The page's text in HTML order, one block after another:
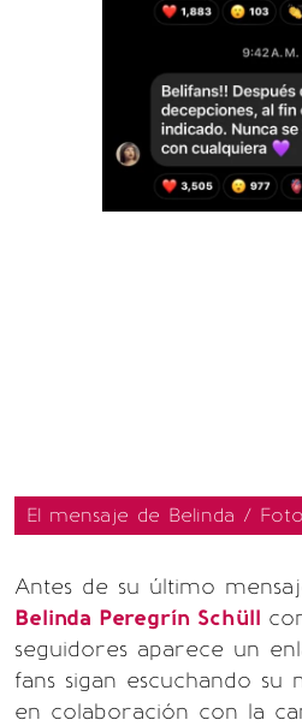
El mensaje de Belinda /
Antes de su último
Belinda Peregrín Schüll
seguidores aparece un
fans sigan escuchando su
en colaboración con la